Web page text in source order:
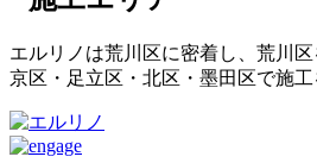
エルリノは荒川区に密着し、荒川
京区・足立区・北区・墨田区で施工